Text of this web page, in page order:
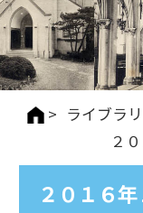
> ライブラリ
２
２０１６